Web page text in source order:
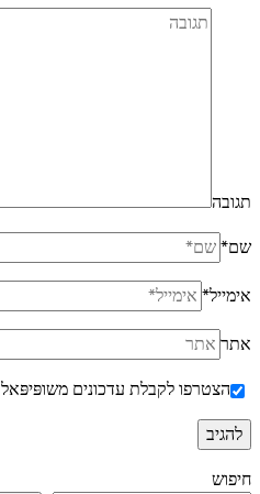
תגובה
שם*
אימייל*
אתר
הצטרפו לקבלת עדכונים משופּיפּאל
חיפוש